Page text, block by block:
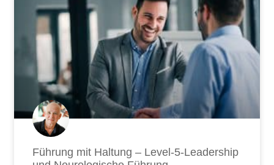
Führung mit Haltung – Level-5-Leadership